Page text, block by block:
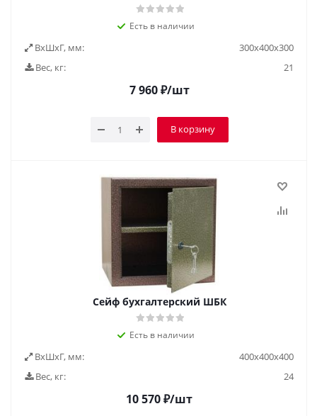
Есть в наличии
ВxШxГ, мм:
300х400х300
Вес, кг:
21
7 960₽/шт
В корзину
Сейф бухгалтерский ШБК
Есть в наличии
ВxШxГ, мм:
400х400х400
Вес, кг:
24
10 570₽/шт